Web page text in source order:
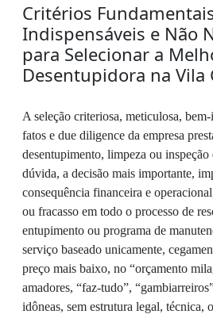
Critérios
Indispensáveis e Não
para Selecionar a
Desentupidora na Vila
A seleção criteriosa, meticulosa,
fatos e due diligence da empresa
desentupimento, limpeza ou inspeção
dúvida, a decisão mais importante,
consequência financeira e
ou fracasso em todo o processo de
entupimento ou programa de
serviço baseado unicamente,
preço mais baixo, no “orçamento
amadores, “faz-tudo”,
idôneas, sem estrutura legal, técnica,